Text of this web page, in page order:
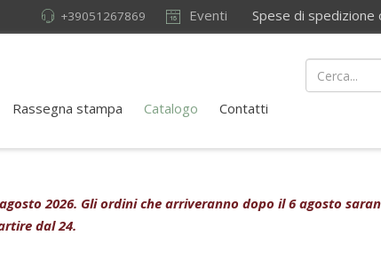
Eventi Spese di spedizione
+39051267869
Rassegna stampa Catalogo Contatti
2026. Gli ordini che arriveranno dopo il 6 agosto
dal 24.